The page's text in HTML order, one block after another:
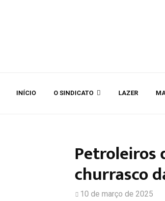
INÍCIO O SINDICATO LAZER
Petroleiros
churrasco
10 de março de 2025